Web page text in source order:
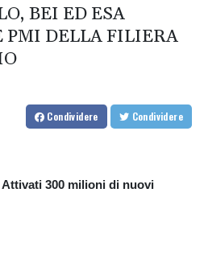
BEI ED ESA
PMI DELLA FILIERA
Condividere Condividere
300 milioni di nuovi